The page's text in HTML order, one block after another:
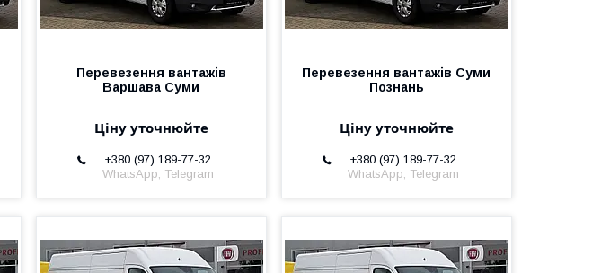
Перевезення вантажів
Варшава Суми
Ціну уточнюйте
+380 (97) 189-77-32
WhatsApp, Telegram
Перевезення вантажів Суми
Познань
Ціну уточнюйте
+380 (97) 189-77-32
WhatsApp, Telegram